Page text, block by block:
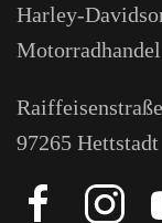
Harley-
97265 Hettstadt